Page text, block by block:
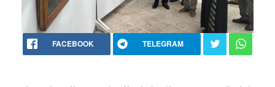
FACEBOOK TELEGRAM